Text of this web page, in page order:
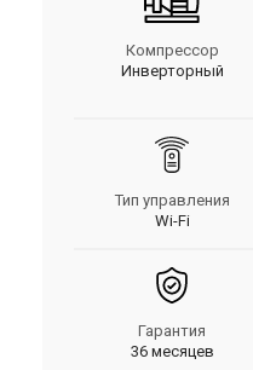
Компрессор
Инверторный
Тип управления
Wi-Fi
Гарантия
36 месяцев